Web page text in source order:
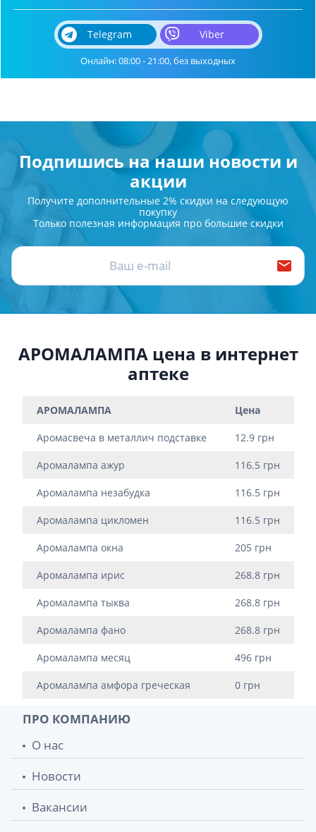
Telegram Viber
Онлайн: 08:00 - 21:00, без выходных
Подпишись на наши новости и
акции
Получите дополнительные 2% скидки на следующую
покупку
Только полезная информация про большие скидки
АРОМАЛАМПА цена в интернет
аптеке
АРОМАЛАМПА Цена
Аромасвеча в металлич подставке 12.9 грн
Аромалампа ажур 116.5 грн
Аромалампа незабудка 116.5 грн
Аромалампа цикломен 116.5 грн
Аромалампа окна 205 грн
Аромалампа ирис 268.8 грн
Аромалампа тыква 268.8 грн
Аромалампа фано 268.8 грн
Аромалампа месяц 496 грн
Аромалампа амфора греческая 0 грн
ПРО КОМПАНИЮ
О нас
Новости
Вакансии